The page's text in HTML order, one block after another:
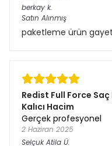
berkay k.
Satın Alınmış
paketleme ürün
Redist Full Force
Kalıcı Hacim
Gerçek profesyonel
2 Haziran 2025
Selçuk Atila Ü.